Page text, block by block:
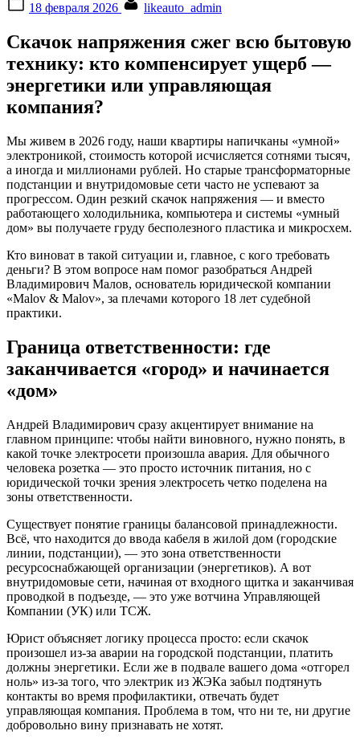
on
18 февраля 2026 likeauto_admin
Скачок напряжения сжег всю бытовую
технику: кто компенсирует ущерб —
энергетики или управляющая
компания?
Мы живем в 2026 году, наши квартиры напичканы «умной»
электроникой, стоимость которой исчисляется сотнями тысяч,
а иногда и миллионами рублей. Но старые трансформаторные
подстанции и внутридомовые сети часто не успевают за
прогрессом. Один резкий скачок напряжения — и вместо
работающего холодильника, компьютера и системы «умный
дом» вы получаете груду бесполезного пластика и микросхем.
Кто виноват в такой ситуации и, главное, с кого требовать
деньги? В этом вопросе нам помог разобраться Андрей
Владимирович Малов, основатель юридической компании
«Malov & Malov», за плечами которого 18 лет судебной
практики.
Граница ответственности: где
заканчивается «город» и начинается
«дом»
Андрей Владимирович сразу акцентирует внимание на
главном принципе: чтобы найти виновного, нужно понять, в
какой точке электросети произошла авария. Для обычного
человека розетка — это просто источник питания, но с
юридической точки зрения электросеть четко поделена на
зоны ответственности.
Существует понятие границы балансовой принадлежности.
Всё, что находится до ввода кабеля в жилой дом (городские
линии, подстанции), — это зона ответственности
ресурсоснабжающей организации (энергетиков). А вот
внутридомовые сети, начиная от входного щитка и заканчивая
проводкой в подъезде, — это уже вотчина Управляющей
Компании (УК) или ТСЖ.
Юрист объясняет логику процесса просто: если скачок
произошел из-за аварии на городской подстанции, платить
должны энергетики. Если же в подвале вашего дома «отгорел
ноль» из-за того, что электрик из ЖЭКа забыл подтянуть
контакты во время профилактики, отвечать будет
управляющая компания. Проблема в том, что ни те, ни другие
добровольно вину признавать не хотят.